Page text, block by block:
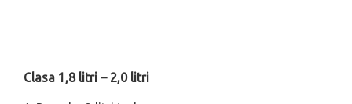
Clasa 1,8 litri – 2,0 litri